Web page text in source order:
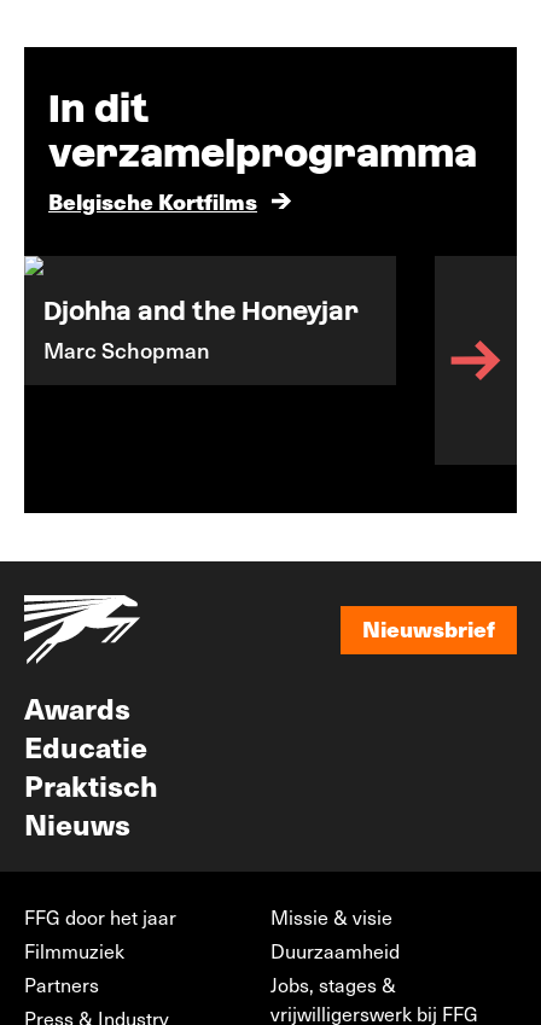
In dit
verzamelprogramma
Belgische Kortfilms
Djohha and the Honeyjar
Marc Schopman
Nieuwsbrief
Awards
Educatie
Praktisch
Nieuws
FFG door het jaar
Filmmuziek
Partners
Press & Industry
Missie & visie
Duurzaamheid
Jobs, stages &
vrijwilligerswerk bij FFG